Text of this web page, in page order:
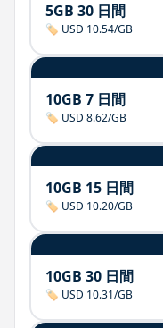
5GB 30 日間
🏷️ USD 10.54/GB
10GB 7 日間
🏷️ USD 8.62/GB
10GB 15 日間
🏷️ USD 10.20/GB
10GB 30 日間
🏷️ USD 10.31/GB